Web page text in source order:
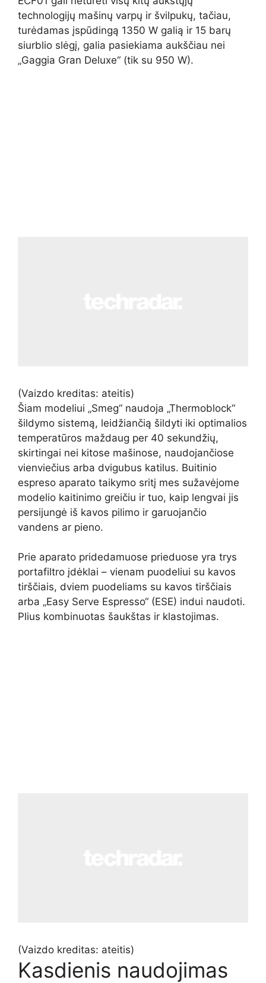
technologijų mašinų varpų ir švilpukų, tačiau,
turėdamas įspūdingą 1350 W galią ir 15 barų
siurblio slėgį, galia pasiekiama aukščiau nei
„Gaggia Gran Deluxe“ (tik su 950 W).
(Vaizdo kreditas: ateitis)
Šiam modeliui „Smeg“ naudoja „Thermoblock“
šildymo sistemą, leidžiančią šildyti iki optimalios
temperatūros maždaug per 40 sekundžių,
skirtingai nei kitose mašinose, naudojančiose
vienviečius arba dvigubus katilus. Buitinio
espreso aparato taikymo sritį mes sužavėjome
modelio kaitinimo greičiu ir tuo, kaip lengvai jis
persijungė iš kavos pilimo ir garuojančio
vandens ar pieno.
Prie aparato pridedamuose prieduose yra trys
portafiltro įdėklai – vienam puodeliui su kavos
tirščiais, dviem puodeliams su kavos tirščiais
arba „Easy Serve Espresso“ (ESE) indui naudoti.
Plius kombinuotas šaukštas ir klastojimas.
(Vaizdo kreditas: ateitis)
Kasdienis naudojimas